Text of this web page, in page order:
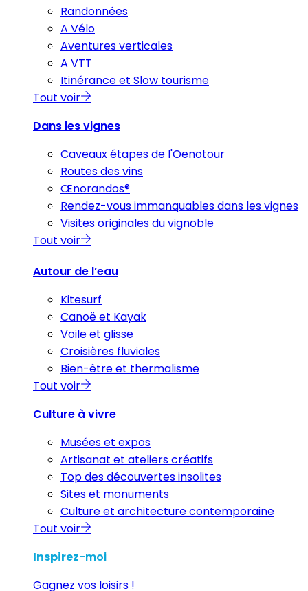
Randonnées
A Vélo
Aventures verticales
A VTT
Itinérance et Slow tourisme
Tout voir
Dans les vignes
Caveaux étapes de l'Oenotour
Routes des vins
Œnorandos®
Rendez-vous immanquables dans les vignes
Visites originales du vignoble
Tout voir
Autour de l’eau
Kitesurf
Canoë et Kayak
Voile et glisse
Croisières fluviales
Bien-être et thermalisme
Tout voir
Culture à vivre
Musées et expos
Artisanat et ateliers créatifs
Top des découvertes insolites
Sites et monuments
Culture et architecture contemporaine
Tout voir
Inspirez-moi
Gagnez vos loisirs !